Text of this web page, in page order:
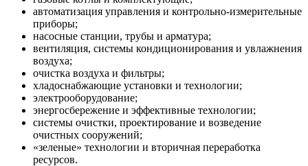
автоматизация управления и контрольно-измерительные
приборы;
насосные станции, трубы и арматура;
вентиляция, системы кондиционирования и увлажнения
воздуха;
очистка воздуха и фильтры;
хладоснабжающие установки и технологии;
электрооборудование;
энергосбережение и эффективные технологии;
системы очистки, проектирование и возведение
очистных сооружений;
«зеленые» технологии и вторичная переработка
ресурсов.